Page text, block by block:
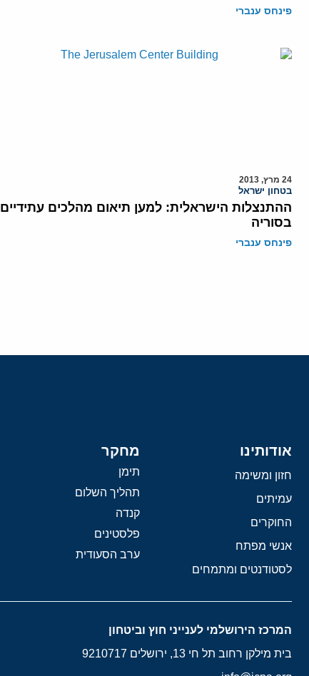
פינחס ענברי
24 מרץ, 2013
בטחון ישראל
ההתנצלות הישראלית: למען תיאום מהלכים עתידיים
בסוריה
פינחס ענברי
אודותינו
חזון ומשימה
עמיתים
החוקרים
אנשי מפתח
לסטודנטים ומתמחים
מחקר
תימן
תהליך השלום
קנדה
פלסטינים
ערב הסעודית
המרכז הירושלמי לענייני חוץ וביטחון
בית מילקן רחוב תל חי 13, ירושלים 9210717